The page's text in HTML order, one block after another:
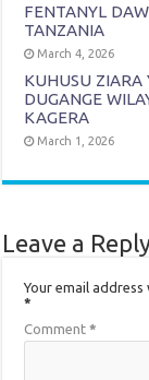
FENTANYL
TANZANIA
March 4, 2026
KUHUSU ZIARA
DUGANGE
KAGERA
March 1, 2026
Leave a
Your email
*
Comment*